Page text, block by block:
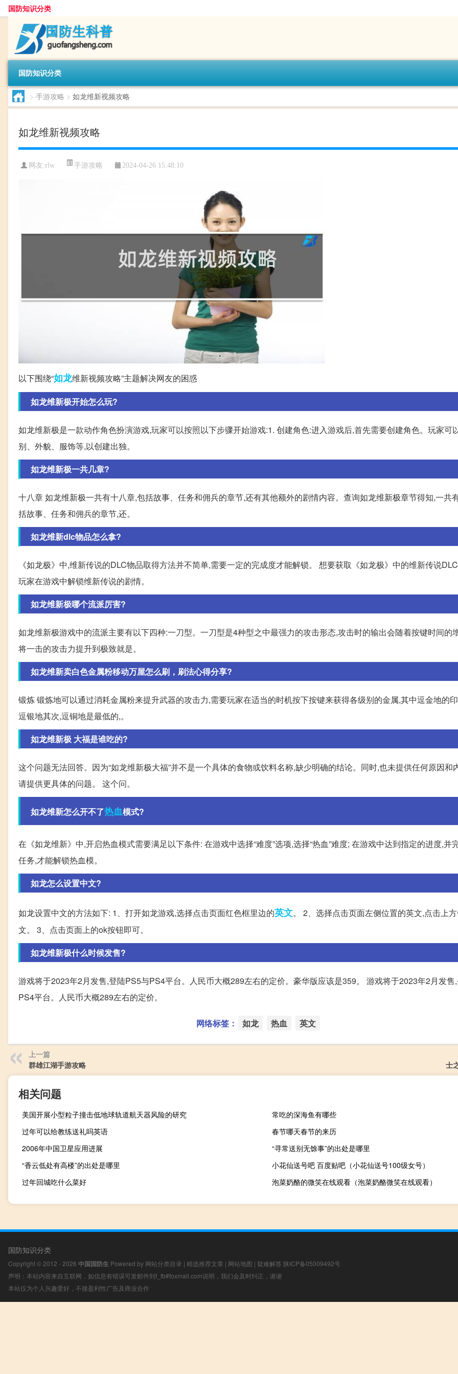
国防知识分类
国防知识分类
> 手游攻略 > 如龙维新视频攻略
如龙维新视频攻略
网友:rlw 手游攻略 2024-04-26 15:48:10
以下围绕“如龙维新视频攻略”主题解决网友的困惑
如龙维新极开始怎么玩?
如龙维新极是一款动作角色扮演游戏,玩家可以按照以下步骤开始游戏:1. 创建角色:进入游戏后,首先需要创建角色。玩家可
别、外貌、服饰等,以创建出独。
如龙维新极一共几章?
十八章 如龙维新极一共有十八章,包括故事、任务和佣兵的章节,还有其他额外的剧情内容。查询如龙维新极章节得知,一共
括故事、任务和佣兵的章节,还。
如龙维新dlc物品怎么拿?
《如龙极》中,维新传说的DLC物品取得方法并不简单,需要一定的完成度才能解锁。 想要获取《如龙极》中的维新传说
玩家在游戏中解锁维新传说的剧情。
如龙维新极哪个流派厉害?
如龙维新极游戏中的流派主要有以下四种:一刀型。一刀型是4种型之中最强力的攻击形态,攻击时的输出会随着按键时间的
将一击的攻击力提升到极致就是。
如龙维新卖白色金属粉移动万屋怎么刷，刷法心得分享?
锻炼 锻炼地可以通过消耗金属粉来提升武器的攻击力,需要玩家在适当的时机按下按键来获得各级别的金属,其中逗金地的
逗银地其次,逗铜地是最低的,。
如龙维新极 大福是谁吃的?
这个问题无法回答。因为“如龙维新极大福”并不是一个具体的食物或饮料名称,缺少明确的结论。同时,也未提供任何原因和
请提供更具体的问题。 这个问。
如龙维新怎么开不了热血模式?
在《如龙维新》中,开启热血模式需要满足以下条件: 在游戏中选择“难度”选项,选择“热血”难度; 在游戏中达到指定的进度,并
任务,才能解锁热血模。
如龙怎么设置中文?
如龙设置中文的方法如下: 1、打开如龙游戏,选择点击页面红色框里边的英文。 2、选择点击页面左侧位置的英文,点击上
文。 3、点击页面上的ok按钮即可。
如龙维新极什么时候发售?
游戏将于2023年2月发售,登陆PS5与PS4平台。人民币大概289左右的定价。豪华版应该是359。 游戏将于2023年2月发售
PS4平台。人民币大概289左右的定价。
网络标签： 如龙 热血 英文
上一篇
群雄江湖手游攻略
士
相关问题
美国开展小型粒子撞击低地球轨道航天器风险的研究
常吃的深海鱼有哪些
过年可以给教练送礼吗英语
春节哪天春节的来历
2006年中国卫星应用进展
“寻常送别无馀事”的出处是哪里
“香云低处有高楼”的出处是哪里
小花仙送号吧 百度贴吧（小花仙送号100级女号）
过年回城吃什么菜好
泡菜奶酪的微笑在线观看（泡菜奶酪微笑在线观看）
国防知识分类
Copyright © 2012 - 2026 中国国防生 Powered by 网站分类目录 | 精选推荐文章 | 网站地图 | 疑难解答 陕ICP备05009492号
声明：本站内容来自互联网，如信息有错误可发邮件到f_fb#foxmail.com说明，我们会及时纠正，谢谢
本站仅为个人兴趣爱好，不接盈利性广告及商业合作